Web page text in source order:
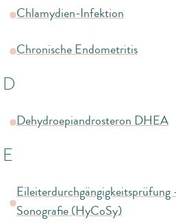
Chlamydien-Infektion
Chronische Endometritis
D
Dehydroepiandrosteron DHEA
E
Sonografie (HyCoSy)